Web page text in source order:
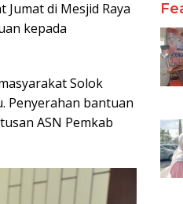
di Mesjid Raya
kepada
Solok
Penyerahan bantuan
ASN Pemkab